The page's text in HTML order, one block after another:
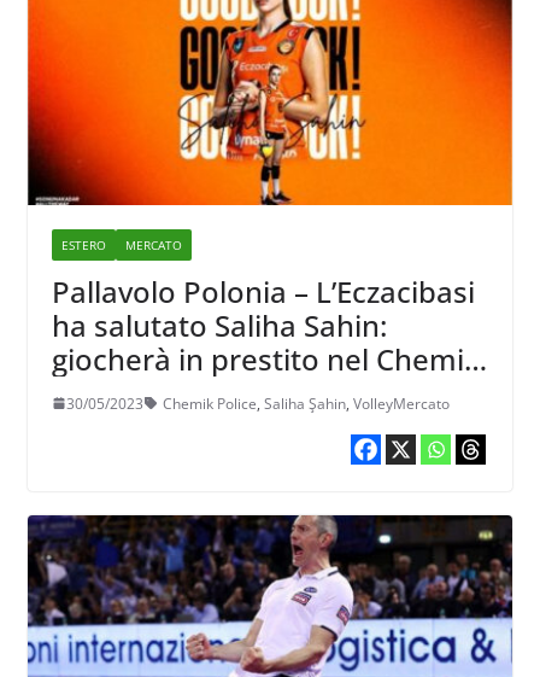
ESTERO MERCATO
Pallavolo Polonia – L’Eczacibasi
ha salutato Saliha Sahin:
giocherà in prestito nel Chemik
Police
30/05/2023 Chemik Police, Saliha Şahin, VolleyMercato